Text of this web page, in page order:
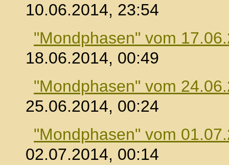
10.06.2014, 23:54
"Mondphasen" vom
18.06.2014, 00:49
"Mondphasen" vom
25.06.2014, 00:24
"Mondphasen" vom
02.07.2014, 00:14